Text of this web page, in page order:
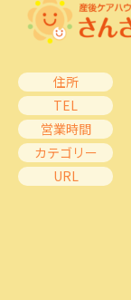
住所
TEL
営業時間
カテゴリー
URL